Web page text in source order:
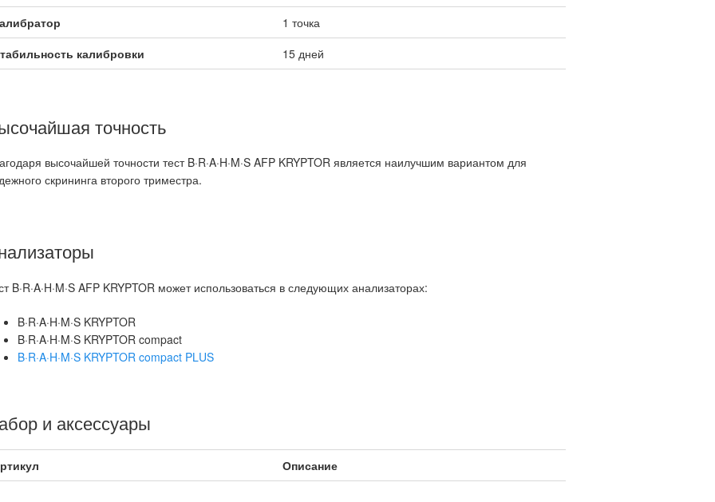
1 точка
калибровки
15 дней
точность
высочайшей точности тест B·R·A·H·M·S AFP KRYPTOR является наилучшим вариантом для
скрининга второго триместра.
B·R·A·H·M·S AFP KRYPTOR может использоваться в следующих анализаторах:
B·R·A·H·M·S KRYPTOR
B·R·A·H·M·S KRYPTOR compact
B·R·A·H·M·S KRYPTOR compact PLUS
и аксессуары
Описание